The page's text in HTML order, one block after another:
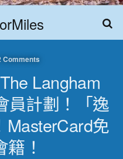
Comments
Langham
員計劃！「逸
免
！